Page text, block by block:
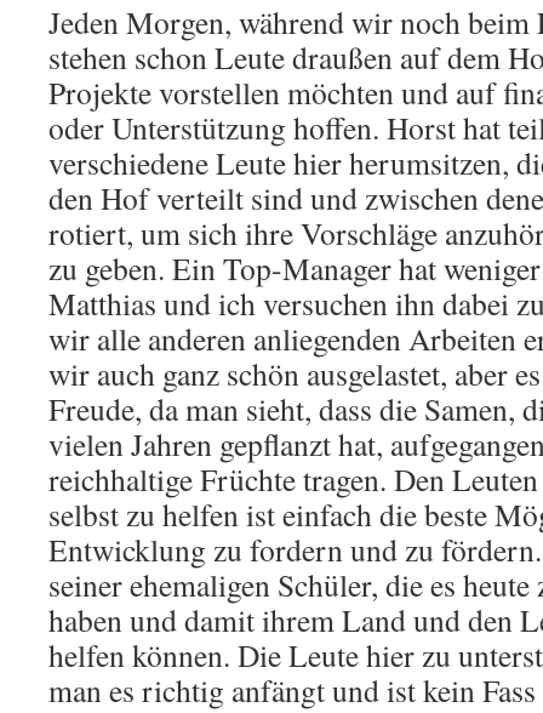
Jeden Morgen, während wir noch beim
stehen schon Leute draußen auf dem
Projekte vorstellen möchten und auf
oder Unterstützung hoffen. Horst hat
verschiedene Leute hier herumsitzen,
den Hof verteilt sind und zwischen
rotiert, um sich ihre Vorschläge
zu geben. Ein Top-Manager hat
Matthias und ich versuchen ihn dabei
wir alle anderen anliegenden Arbeiten
wir auch ganz schön ausgelastet, aber
Freude, da man sieht, dass die Samen,
vielen Jahren gepflanzt hat,
reichhaltige Früchte tragen. Den
selbst zu helfen ist einfach die beste
Entwicklung zu fordern und zu
seiner ehemaligen Schüler, die es heute
haben und damit ihrem Land und den
helfen können. Die Leute hier zu
man es richtig anfängt und ist kein